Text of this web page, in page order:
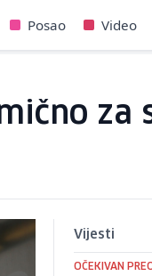
Posao Video
za
Vijesti
OČEKIVAN